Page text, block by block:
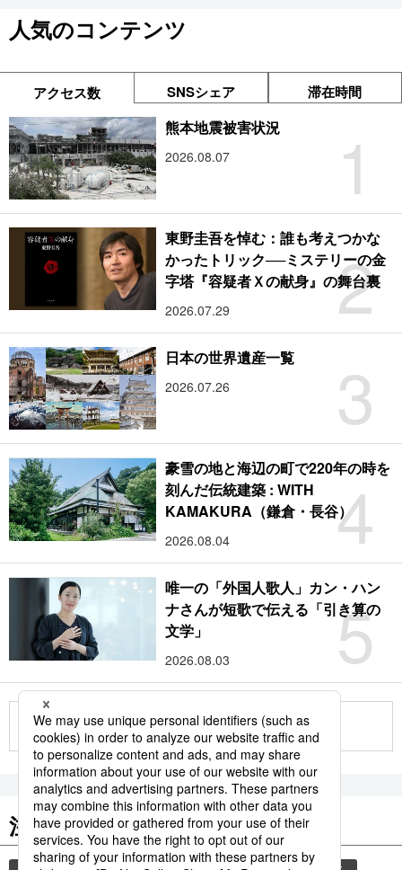
人気のコンテンツ
アクセス数 SNSシェア 滞在時間
1
熊本地震被害状況
2026.08.07
2
東野圭吾を悼む：誰も考えつかな
かったトリック──ミステリーの金
字塔『容疑者Ｘの献身』の舞台裏
2026.07.29
3
日本の世界遺産一覧
2026.07.26
4
豪雪の地と海辺の町で220年の時を
刻んだ伝統建築 : WITH
KAMAKURA（鎌倉・長谷）
2026.08.04
5
唯一の「外国人歌人」カン・ハン
ナさんが短歌で伝える「引き算の
文学」
2026.08.03
もっと見る
注目のキーワード